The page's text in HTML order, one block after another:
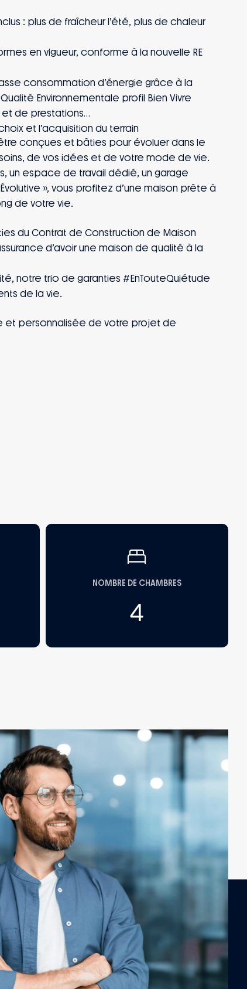
: plus de fraîcheur l’été, plus de chaleur
en vigueur, conforme à la nouvelle RE
consommation d’énergie grâce à la
Environnementale profil Bien Vivre
et de prestations
et l’acquisition du terrain
conçues et bâties pour évoluer dans le
de vos idées et de votre mode de vie.
un espace de travail dédié, un garage
», vous profitez d’une maison prête à
de votre vie.
du Contrat de Construction de Maison
d’avoir une maison de qualité à la
notre trio de garanties #EnTouteQuiétude
de la vie.
et personnalisée de votre projet de
NOMBRE DE CHAMBRES
4